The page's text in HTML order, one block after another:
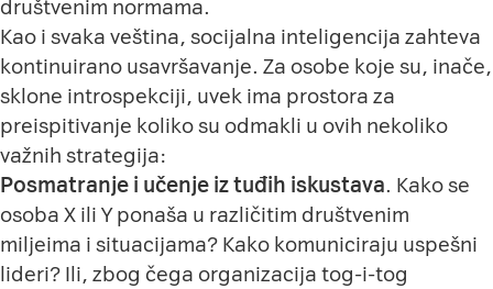
društvenim normama.
Kao i svaka veština, socijalna inteligencija zahteva
kontinuirano usavršavanje. Za osobe koje su, inače,
sklone introspekciji, uvek ima prostora za
preispitivanje koliko su odmakli u ovih nekoliko
važnih strategija:
Posmatranje i učenje iz tuđih iskustava. Kako se
osoba X ili Y ponaša u različitim društvenim
miljeima i situacijama? Kako komuniciraju uspešni
lideri? Ili, zbog čega organizacija tog-i-tog